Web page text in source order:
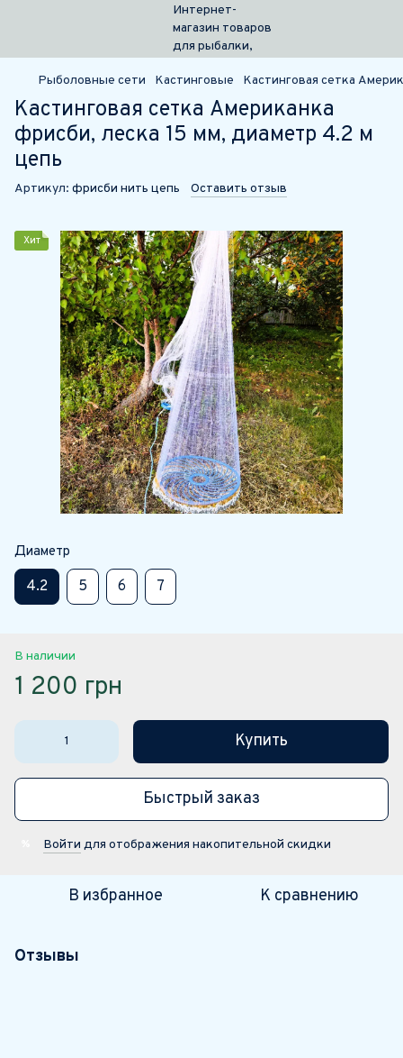
Рыболовные сети Кастинговые Кастинговая сетка
Кастинговая сетка Американка
фрисби, леска 15 мм, диаметр 4.2 м
цепь
Артикул: фрисби нить цепь Оставить отзыв
Хит
Диаметр
4.2 5 6 7
В наличии
1 200 грн
Купить
Быстрый заказ
Войти для отображения накопительной скидки
В избранное К сравнению
Отзывы